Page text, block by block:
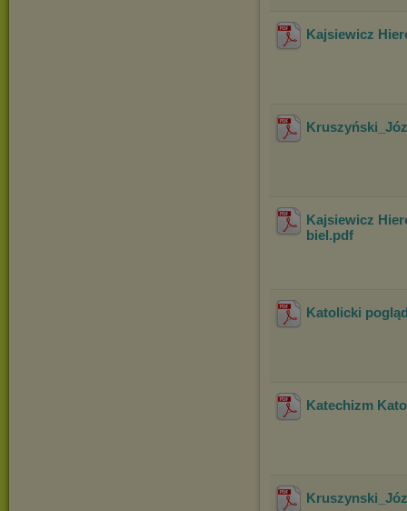
Kajsiewicz
Kajsiewicz
biel .pdf
Katolicki
Katechizm